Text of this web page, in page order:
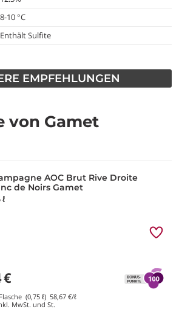
8-10 °C
Enthält Sulfite
EMPFEHLUNGEN
von Gamet
AOC Brut Rive Droite
de Noirs Gamet
€
(0,75 ℓ) 58,67 €/ℓ
MwSt. und St.